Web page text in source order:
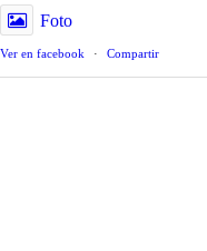
Foto
Ver en facebook · Compartir